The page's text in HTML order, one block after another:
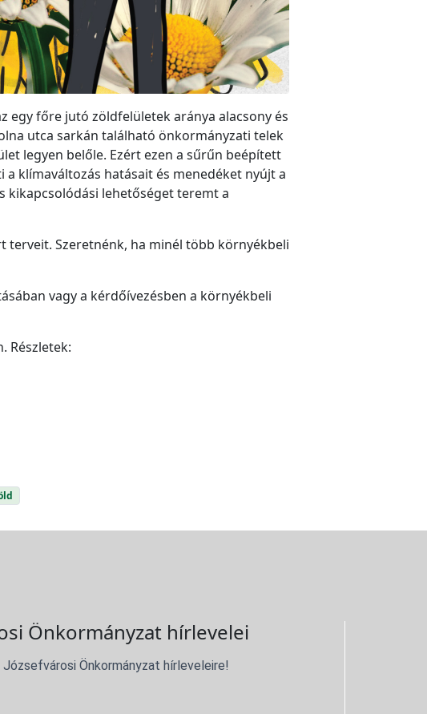
egy főre jutó zöldfelületek aránya alacsony és
utca sarkán található önkormányzati telek
legyen belőle. Ezért ezen a sűrűn beépített
klímaváltozás hatásait és menedéket nyújt a
kikapcsolódási lehetőséget teremt a
terveit. Szeretnénk, ha minél több környékbeli
vagy a kérdőívezésben a környékbeli
Részletek:
Önkormányzat hírlevelei
Önkormányzat hírleveleire!